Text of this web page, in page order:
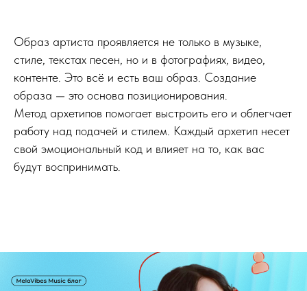
Образ артиста проявляется не только в музыке,
стиле, текстах песен, но и в фотографиях, видео,
контенте. Это всё и есть ваш образ. Создание
образа — это основа позиционирования.
Метод архетипов помогает выстроить его и облегчает
работу над подачей и стилем. Каждый архетип несет
свой эмоциональный код и влияет на то, как вас
будут воспринимать.